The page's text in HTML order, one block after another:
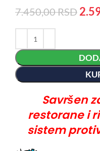
7.450,00RSD
Savršen
restorane i
sistem